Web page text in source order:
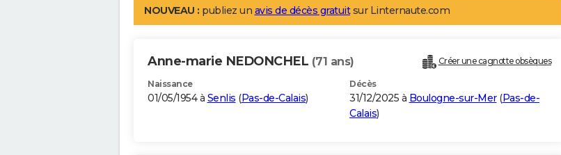
NOUVEAU : publiez un avis de décès gratuitsur Linternaute.com
Anne-marie NEDONCHEL (71 ans) Créer une cagnotte obsèques
Naissance
01/05/1954 à Senlis (Pas-de-Calais)
Décès
31/12/2025 à Boulogne-sur-Mer(Pas-de-
Calais)